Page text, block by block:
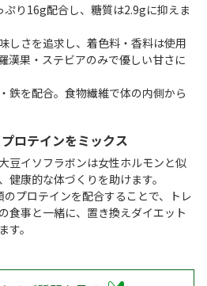
り16g配合し、糖質は2.9gに抑えま
しさを追求し、着色料・香料は使用
漢果・ステビアのみで優しい甘さに
鉄を配合。食物繊維で体の内側から
ロテインをミックス
豆イソフラボンは女性ホルモンと似
健康的な体づくりを助けます。
プロテインを配合することで、トレ
食事と一緒に、置き換えダイエット
。